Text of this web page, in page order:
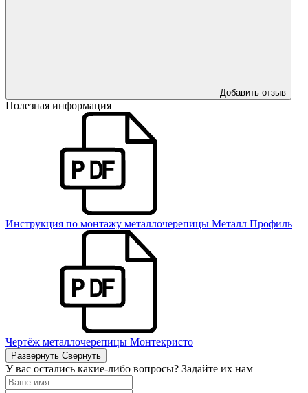
Добавить отзыв
Полезная информация
Инструкция по монтажу металлочерепицы Металл Профиль
Чертёж металлочерепицы Монтекристо
Развернуть Свернуть
У вас остались какие-либо вопросы? Задайте их нам